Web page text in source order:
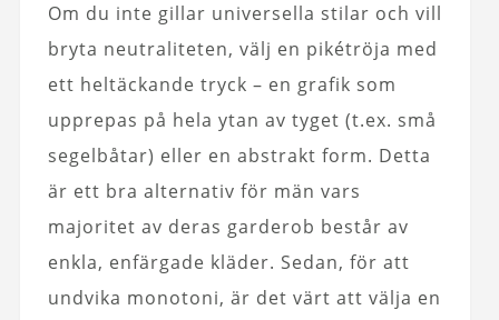
Om du inte gillar universella stilar och vill
bryta neutraliteten, välj en pikétröja med
ett heltäckande tryck – en grafik som
upprepas på hela ytan av tyget (t.ex. små
segelbåtar) eller en abstrakt form. Detta
är ett bra alternativ för män vars
majoritet av deras garderob består av
enkla, enfärgade kläder. Sedan, för att
undvika monotoni, är det värt att välja en